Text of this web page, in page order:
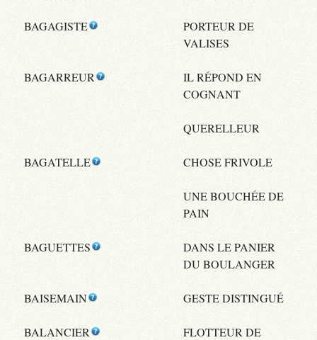
BAGAGISTE
PORTEUR DE
VALISES
BAGARREUR
IL RÉPOND EN
COGNANT
QUERELLEUR
BAGATELLE CHOSE FRIVOLE
UNE BOUCHÉE DE
PAIN
BAGUETTES
DANS LE PANIER
DU BOULANGER
BAISEMAIN GESTE DISTINGUÉ
BALANCIER
FLOTTEUR DE